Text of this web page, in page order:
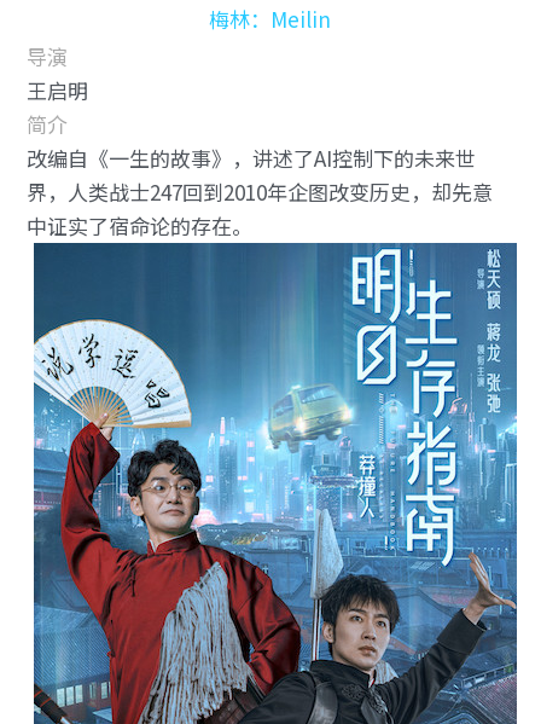
梅林：Meilin
导演
王启明
简介
改编自《一生的故事》，讲述了AI控制下的未来世
界，人类战士247回到2010年企图改变历史，却先意
中证实了宿命论的存在。